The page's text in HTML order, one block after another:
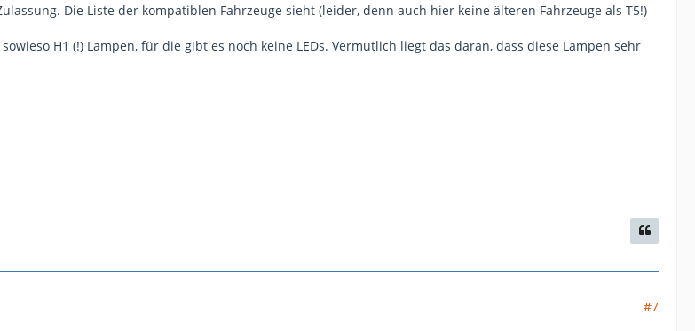
Die Liste der kompatiblen Fahrzeuge sieht (leider, denn auch hier keine älteren Fahrzeuge als T5!)
H1 (!) Lampen, für die gibt es noch keine LEDs. Vermutlich liegt das daran, dass diese Lampen sehr
#7